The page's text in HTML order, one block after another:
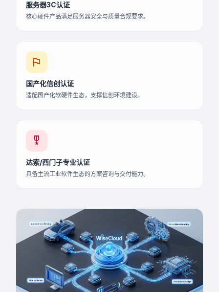
服务器3C认证
核心硬件产品满足服务器安全与质量合规要求。
flag
国产化信创认证
适配国产化软硬件生态，支撑信创环境建设。
military_tech
达索/西门子专业认证
具备主流工业软件生态的方案咨询与交付能力。